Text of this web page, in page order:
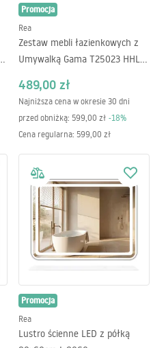
Promocja
Rea
Zestaw mebli łazienkowych z
Umywalką Gama T25023 HHL
489,00 zł
Najniższa cena w okresie 30 dni
przed obniżką: 599,00 zł -18%
Cena regularna: 599,00 zł
Promocja
Rea
Lustro ścienne LED z półką